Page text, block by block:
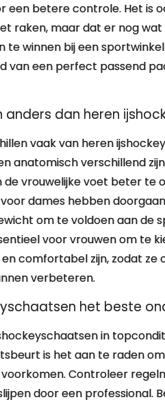
een betere controle. Het is
raken, maar dat er nog
te winnen bij een
van een perfect passend
dan heren
vaak van heren
anatomisch verschillend
vrouwelijke voet beter te
dames hebben
om te voldoen aan de
voor vrouwen om te
comfortabel zijn, zodat
verbeteren.
het beste
in
is het aan te raden
Controleer
door een professional.